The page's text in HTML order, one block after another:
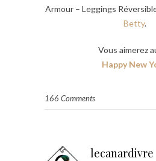
Armour – Leggings
Betty.
Vous aimerez
Happy New
166 Comments
lecanardivre